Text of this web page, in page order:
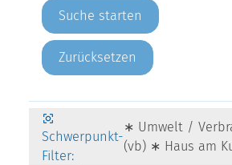
Zurücksetzen
Schwerpunkt-
Filter:
∗ Umwelt /
(vb) ∗ Haus am